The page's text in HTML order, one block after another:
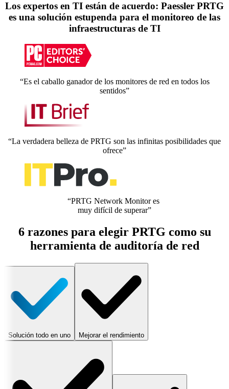
Los expertos en TI están de acuerdo: Paessler PRTG
es una solución estupenda para el monitoreo de las
infraestructuras de TI
“Es el caballo ganador de los monitores de red en todos los
sentidos”
“La verdadera belleza de PRTG son las infinitas posibilidades que
ofrece”
“PRTG Network Monitor es
muy difícil de superar”
6 razones para elegir PRTG como su
herramienta de auditoría de red
Solución todo en uno Mejorar el rendimiento